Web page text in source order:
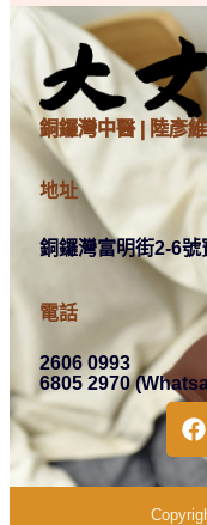
銅鑼灣中醫 | 陸彥
地址
銅鑼灣富明街2-6
電話
2606 0993
6805 2970